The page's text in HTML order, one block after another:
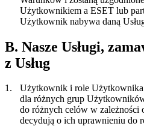
Użytkownikiem a ESET lub
Użytkownik nabywa daną
B. Nasze Usługi,
z Usług
1. Użytkownik i role
dla różnych grup
do różnych celów w zależności
decydują o ich uprawnieniu do